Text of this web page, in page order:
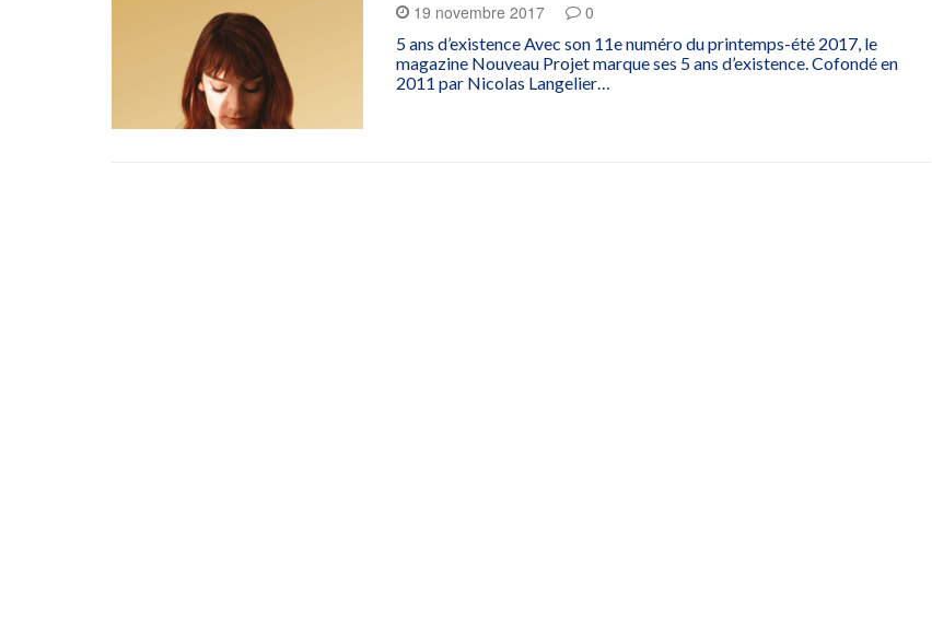
19 novembre 2017 0
5 ans d’existence Avec son 11e numéro du printemps-été 2017, le
magazine Nouveau Projet marque ses 5 ans d’existence. Cofondé en
2011 par Nicolas Langelier…